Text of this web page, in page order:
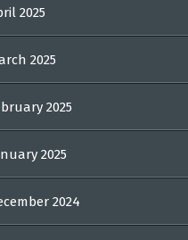
2025
2025
2025
2025
2024